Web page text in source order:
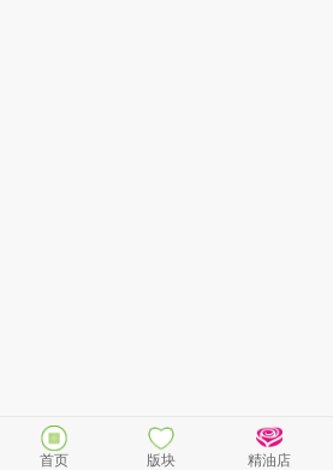
首页 版块 精油店